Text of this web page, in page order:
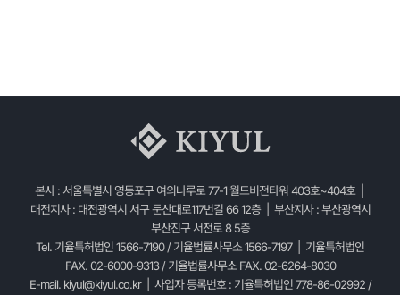
본사 : 서울특별시 영등포구 여의나루로 77-1 월드비전타워 403호~404호 |
대전지사 : 대전광역시 서구 둔산대로117번길 66 12층 | 부산지사 : 부산광역시
부산진구 서전로 8 5층
Tel. 기율특허법인 1566-7190 / 기율법률사무소 1566-7197 | 기율특허법인
FAX. 02-6000-9313 / 기율법률사무소 FAX. 02-6264-8030
E-mail. kiyul@kiyul.co.kr| 사업자 등록번호 : 기율특허법인 778-86-02992 /